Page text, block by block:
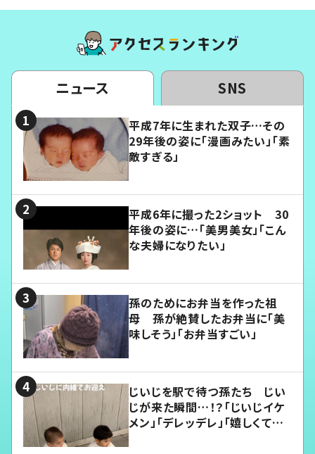
ニュース SNS
平成7年に生まれた双子…その
29年後の姿に「漫画みたい」「素
敵すぎる」
平成6年に撮った2ショット 30
年後の姿に…「美男美女」「こん
な夫婦になりたい」
孫のためにお弁当を作った祖
母 孫が絶賛したお弁当に「美
味しそう」「お弁当すごい」
じいじを駅で待つ孫たち じい
じが来た瞬間…！？「じいじイケ
メン」「デレッデレ」「嬉しくて可